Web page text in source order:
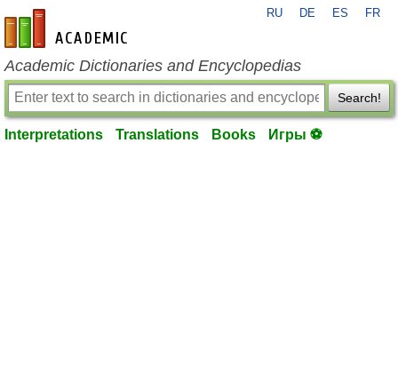
en-academic.com
RU DE ES FR
Academic Dictionaries and Encyclopedias
Search!
Interpretations Translations Books Игры ⚽